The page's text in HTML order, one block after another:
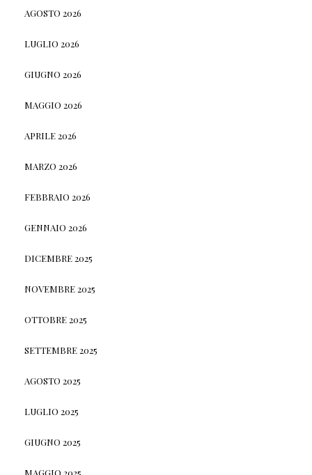
AGOSTO 2026
LUGLIO 2026
GIUGNO 2026
MAGGIO 2026
APRILE 2026
MARZO 2026
FEBBRAIO 2026
GENNAIO 2026
DICEMBRE 2025
NOVEMBRE 2025
OTTOBRE 2025
SETTEMBRE 2025
AGOSTO 2025
LUGLIO 2025
GIUGNO 2025
MAGGIO 2025